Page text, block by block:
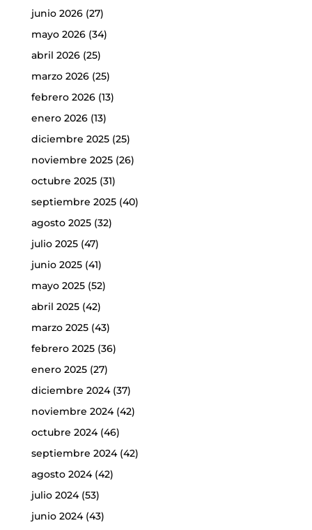
junio 2026(27)
mayo 2026(34)
abril 2026(25)
marzo 2026(25)
febrero 2026(13)
enero 2026(13)
diciembre 2025(25)
noviembre 2025(26)
octubre 2025(31)
septiembre 2025(40)
agosto 2025(32)
julio 2025(47)
junio 2025(41)
mayo 2025(52)
abril 2025(42)
marzo 2025(43)
febrero 2025(36)
enero 2025(27)
diciembre 2024(37)
noviembre 2024(42)
octubre 2024(46)
septiembre 2024(42)
agosto 2024(42)
julio 2024(53)
junio 2024(43)